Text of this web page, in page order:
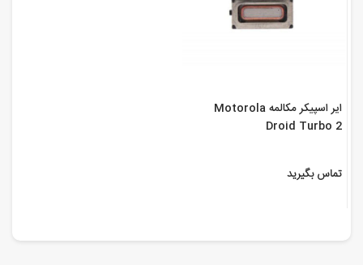
ایر اسپیکر مکالمه Motorola
Droid Turbo 2
تماس بگیرید